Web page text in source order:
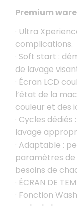
Premium
· Ultra
complications.
· Soft start :
de lavage
· Écran LCD
l’état de la
couleur et des
· Cycles
lavage
· Adaptable :
paramètres
besoins de
· ÉCRAN DE
· Fonction